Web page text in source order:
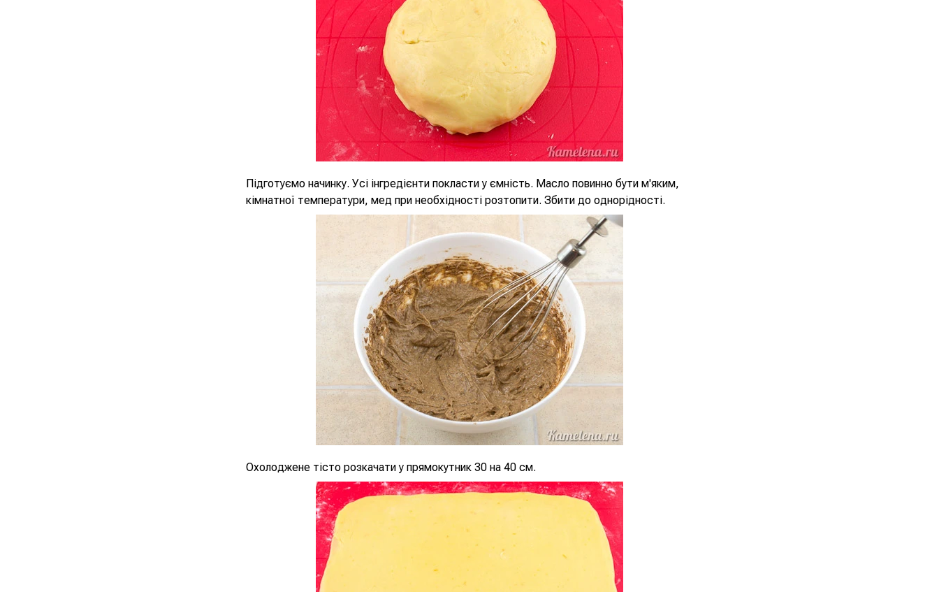
Підготуємо начинку. Усі інгредієнти покласти у ємність. Масло повинно бути м'яким,
кімнатної температури, мед при необхідності розтопити. Збити до однорідності.
Охолоджене тісто розкачати у прямокутник 30 на 40 см.